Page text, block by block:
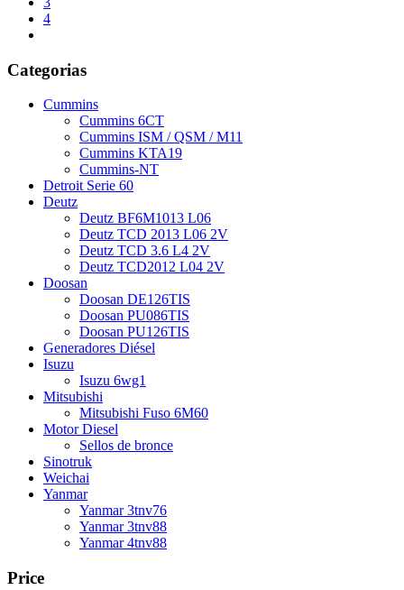
4
Categorias
Cummins
Cummins 6CT
Cummins ISM / QSM / M11
Cummins KTA19
Cummins-NT
Detroit Serie 60
Deutz
Deutz BF6M1013 L06
Deutz TCD 2013 L06 2V
Deutz TCD 3.6 L4 2V
Deutz TCD2012 L04 2V
Doosan
Doosan DE126TIS
Doosan PU086TIS
Doosan PU126TIS
Generadores Diésel
Isuzu
Isuzu 6wg1
Mitsubishi
Mitsubishi Fuso 6M60
Motor Diesel
Sellos de bronce
Sinotruk
Weichai
Yanmar
Yanmar 3tnv76
Yanmar 3tnv88
Yanmar 4tnv88
Price